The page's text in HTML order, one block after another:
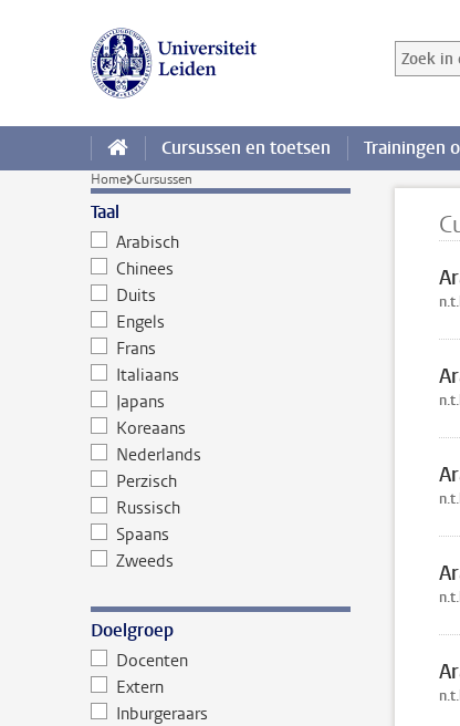
Zoek in
Cursussen en toetsen Trainingen
Home Cursussen
Taal
Arabisch
Chinees
Duits
Engels
Frans
Italiaans
Japans
Koreaans
Nederlands
Perzisch
Russisch
Spaans
Zweeds
Doelgroep
Docenten
Extern
Inburgeraars